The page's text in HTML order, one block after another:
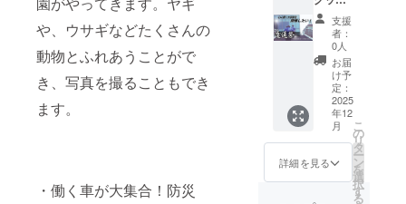
や、ウサギなどたくさんの
動物とふれあうことがで
き、写真を撮ることもでき
ます。
・働く車が大集合！防災
法：詳
細は
メール
で連絡
しま
す。
【サイ
ズ】 ス
テッ
m ×
50mm
18:00
・場
所：大
阪電気
通信大
学寝屋
川キャ
ンパス
・支援
者様の
や滞在
費：支
成）お
笑いラ
イブ優
先入場
【詳
細】 ・
日時：
2025年
9月20日
（土曜
日）
カー ・
大学祭
で利用
できる
金券
1000円
分（有
効期
限：
2025年
9月20日
すべて
＋金券
1000円
＋お礼
メッ
セージ
＋お名
前掲示
＋報告
書】 <
内容>
・お礼
支援
者：
0人
お届
け予
定：
2025
年12
月
詳細を見る
こ
の
リ
タ
ー
ン
を
選
択
す
る